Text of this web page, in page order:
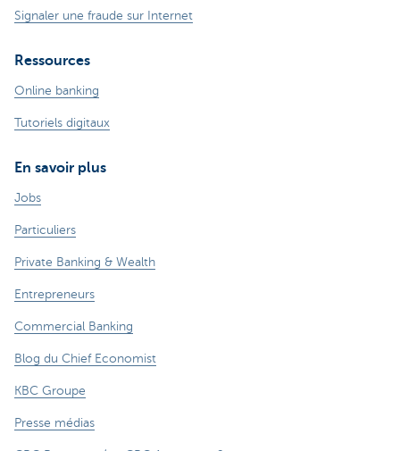
Signaler une fraude sur Internet
Ressources
Online banking
Tutoriels digitaux
En savoir plus
Jobs
Particuliers
Private Banking & Wealth
Entrepreneurs
Commercial Banking
Blog du Chief Economist
KBC Groupe
Presse médias